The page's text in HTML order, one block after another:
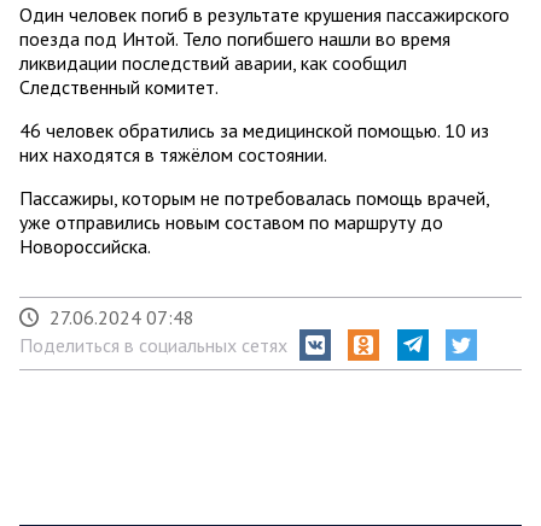
Один человек погиб в результате крушения пассажирского
поезда под Интой. Тело погибшего нашли во время
ликвидации последствий аварии, как сообщил
Следственный комитет.
46 человек обратились за медицинской помощью. 10 из
них находятся в тяжёлом состоянии.
Пассажиры, которым не потребовалась помощь врачей,
уже отправились новым составом по маршруту до
Новороссийска.
27.06.2024 07:48
Поделиться в социальных сетях